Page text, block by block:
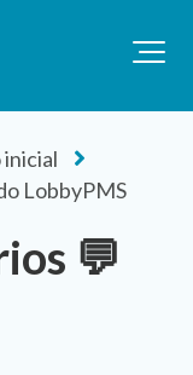
LobbyPMS
💬